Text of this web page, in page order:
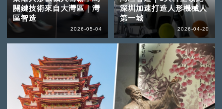
關鍵技術來自大灣區｜灣
區智造
2026-05-04
深圳加速打造人形機械人
第一城
2026-04-20